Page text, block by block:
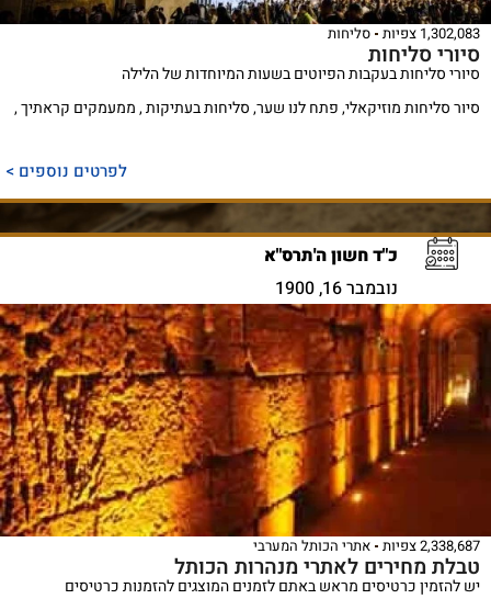
1,302,083 צפיות סליחות
סיורי סליחות
סיורי סליחות בעקבות הפיוטים בשעות המיוחדות של הלילה
סיור סליחות מוזיקאלי, פתח לנו שער, סליחות בעתיקות , ממעמקים קראתיך ,
לפרטים נוספים >
כ"ד חשון ה'תרס"א
נובמבר 16, 1900
2,338,687 צפיות אתרי הכותל המערבי
טבלת מחירים לאתרי מנהרות הכותל
יש להזמין כרטיסים מראש באתם לזמנים המוצגים להזמנות כרטיסים